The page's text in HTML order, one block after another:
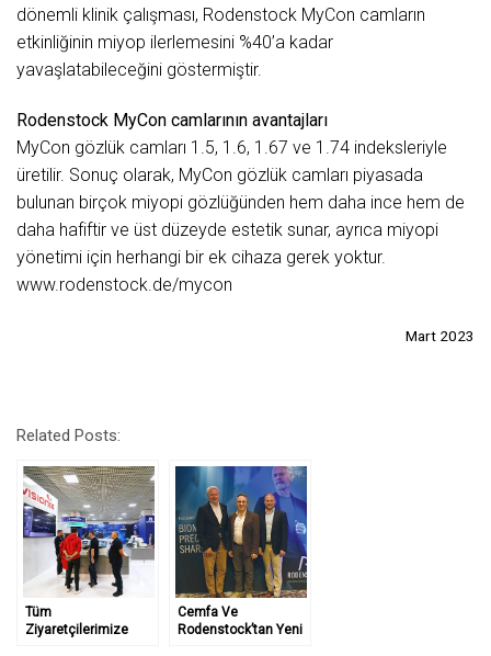
dönemli klinik çalışması, Rodenstock MyCon camların
etkinliğinin miyop ilerlemesini %40’a kadar
yavaşlatabileceğini göstermiştir.
Rodenstock MyCon camlarının avantajları
MyCon gözlük camları 1.5, 1.6, 1.67 ve 1.74 indeksleriyle
üretilir. Sonuç olarak, MyCon gözlük camları piyasada
bulunan birçok miyopi gözlüğünden hem daha ince hem de
daha hafiftir ve üst düzeyde estetik sunar, ayrıca miyopi
yönetimi için herhangi bir ek cihaza gerek yoktur.
www.rodenstock.de/mycon
Mart 2023
Related Posts:
Tüm
Ziyaretçilerimize
Cemfa Ve
Rodenstock’tan Yeni